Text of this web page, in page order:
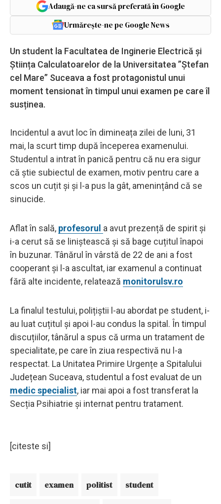
Adaugă-ne ca sursă preferată în Google
Urmărește-ne pe Google News
Un student la Facultatea de Inginerie Electrică și
Știința Calculatoarelor de la Universitatea ”Ștefan
cel Mare” Suceava a fost protagonistul unui
moment tensionat în timpul unui examen pe care îl
susținea.
Incidentul a avut loc în dimineața zilei de luni, 31
mai, la scurt timp după începerea examenului.
Studentul a intrat în panică pentru că nu era sigur
că știe subiectul de examen, motiv pentru care a
scos un cuțit și și l-a pus la gât, amenințând că se
sinucide.
Aflat în sală, profesorul a avut prezență de spirit și
i-a cerut să se liniștească și să bage cuțitul înapoi
în buzunar. Tânărul în vârstă de 22 de ani a fost
cooperant și l-a ascultat, iar examenul a continuat
fără alte incidente, relatează monitorulsv.ro
La finalul testului, polițiștii l-au abordat pe student, i-
au luat cuțitul și apoi l-au condus la spital. În timpul
discuțiilor, tânărul a spus că urma un tratament de
specialitate, pe care în ziua respectivă nu l-a
respectat. La Unitatea Primire Urgențe a Spitalului
Județean Suceava, studentul a fost evaluat de un
medic specialist, iar mai apoi a fost transferat la
Secția Psihiatrie și internat pentru tratament.
[citeste si]
cutit examen politist student